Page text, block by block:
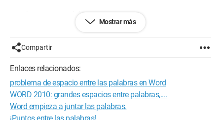
Mostrar más
Compartir
Enlaces relacionados:
problema de espacio entre las palabras en Word
WORD 2010: grandes espacios entre palabras,....
Word empieza a juntar las palabras.